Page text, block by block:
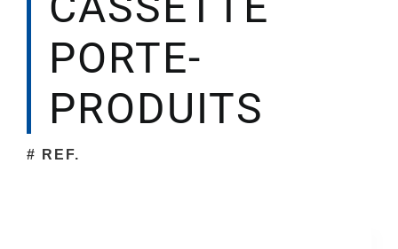
PORTE-
PRODUITS
# REF.